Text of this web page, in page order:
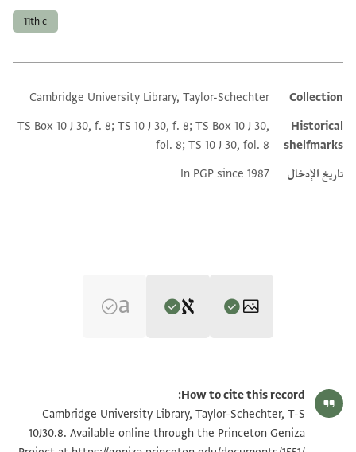
11th c
Additional metadata
Collection
Cambridge University Library, Taylor-Schechter
Historical
shelfmarks
TS Box 10 J 30, f. 8; TS 10 J 30, f. 8; TS Box 10 J 30,
fol. 8; TS 10 J 30, fol. 8
تاريخ الإدخال
In PGP since 1987
Palestine During the First Muslim Period (634–1099)‎(in
Hebrew) (Tel Aviv University, 1983), vol. 3.
]גם[
T-S 10J30.8 1v تكبير و تدوير
How to cite this record:
Cambridge University Library, Taylor-Schechter, T-S
10J30.8. Available online through the Princeton Geniza